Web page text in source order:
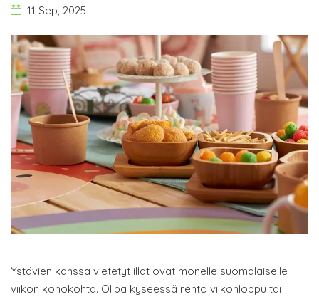
11 Sep, 2025
Ystävien kanssa vietetyt illat ovat monelle suomalaiselle
viikon kohokohta. Olipa kyseessä rento viikonloppu tai